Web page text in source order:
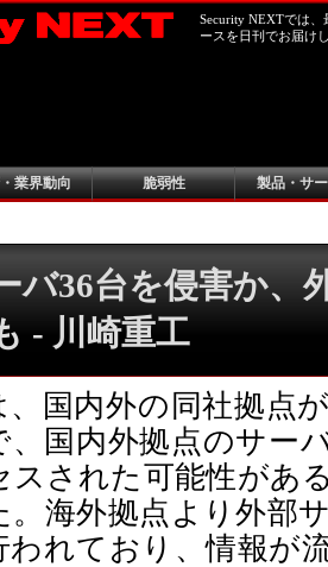
Security NEXTでは
ースを日刊でお届け
業界動向 脆弱性 製品・サ
バ36台を侵害か、
- 川崎重工
、国内外の同社拠点
、国内外拠点のサー
スされた可能性があ
。海外拠点より外部
われており、情報が